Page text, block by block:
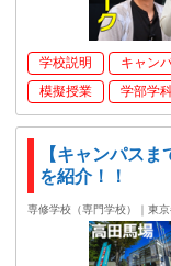
学校説明 キャン
模擬授業
学部学
【キャンパス
を紹介！！
専修学校（専門学校）｜東